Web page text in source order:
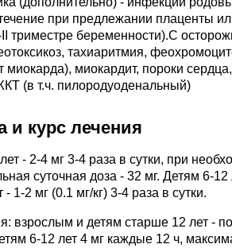
при предлежании плаценты
беременности).C
тахиаритмия,
миокардит, пороки
(в т.ч. пилородуоденальный)
и курс лечения
- 2-4 мг 3-4 раза в сутки, при
суточная доза - 32 мг. Детям 6-12
1-2 мг (0.1 мг/кг) 3-4 раза в сутки.
взрослым и детям старше 12 лет -
6-12 лет 4 мг каждые 12 ч,